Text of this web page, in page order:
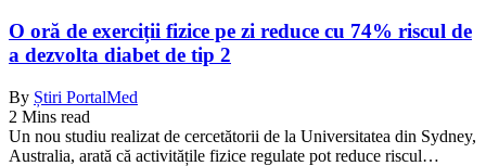
O oră de exerciții fizice pe zi reduce cu 74% riscul de
a dezvolta diabet de tip 2
By Știri PortalMed
2 Mins read
Un nou studiu realizat de cercetătorii de la Universitatea din Sydney,
Australia, arată că activitățile fizice regulate pot reduce riscul…